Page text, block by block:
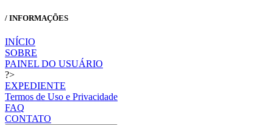
/ INFORMAÇÕES
INÍCIO
SOBRE
PAINEL DO USUÁRIO
?>
EXPEDIENTE
Termos de Uso e Privacidade
FAQ
CONTATO